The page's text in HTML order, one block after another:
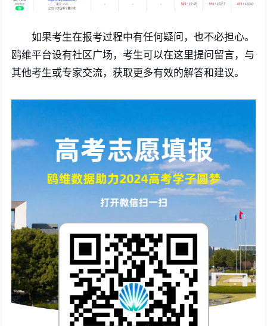
如果考生在报考过程中有任何疑问，也不必担心。
鸥维平台设有社区广场，考生可以在这里提问留言，与
其他考生或专家交流，获取更多有效的解答和建议。